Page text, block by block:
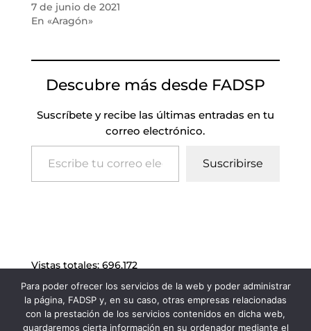
7 de junio de 2021
En «Aragón»
Descubre más desde FADSP
Suscríbete y recibe las últimas entradas en tu
correo electrónico.
Escribe tu correo electrónico…
Suscribirse
Vistas totales: 696.172
Para poder ofrecer los servicios de la web y poder administrar
la página, FADSP y, en su caso, otras empresas relacionadas
con la prestación de los servicios contenidos en dicha web,
guardaremos cierta información en su ordenador mediante el